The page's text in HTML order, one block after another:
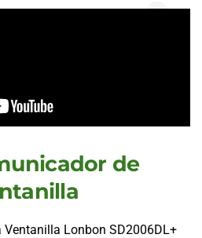
de
Lonbon SD2006DL+